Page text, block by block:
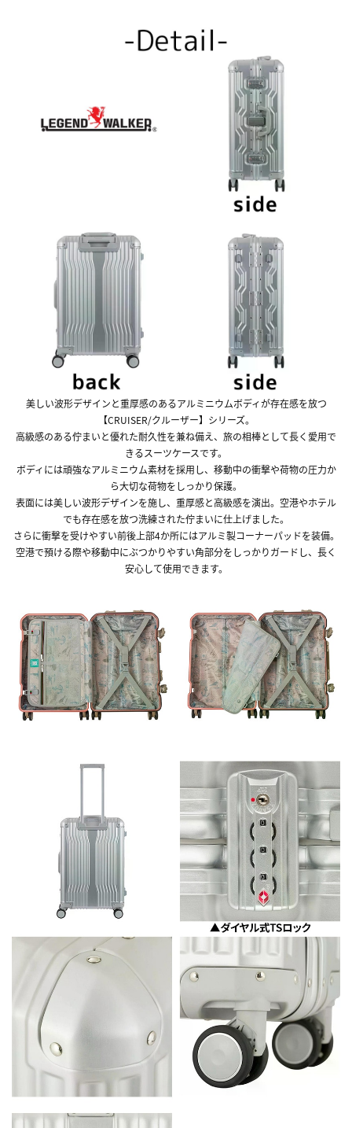
美しい波形デザインと重厚感のあるアルミニウムボディが存在感を放つ
【CRUISER/クルーザー】シリーズ。
高級感のある佇まいと優れた耐久性を兼ね備え、旅の相棒として長く愛用で
きるスーツケースです。
ボディには頑強なアルミニウム素材を採用し、移動中の衝撃や荷物の圧力か
ら大切な荷物をしっかり保護。
表面には美しい波形デザインを施し、重厚感と高級感を演出。空港やホテル
でも存在感を放つ洗練された佇まいに仕上げました。
さらに衝撃を受けやすい前後上部4か所にはアルミ製コーナーパッドを装備。
空港で預ける際や移動中にぶつかりやすい角部分をしっかりガードし、長く
安心して使用できます。